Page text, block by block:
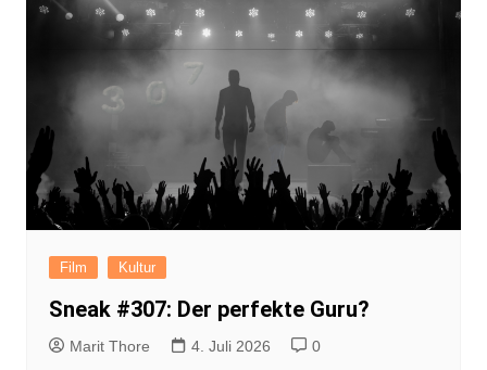
Film Kultur
Sneak #307: Der perfekte Guru?
Marit Thore 4. Juli 2026 0